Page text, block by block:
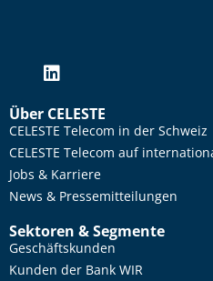
Über CELESTE
CELESTE Telecom in der Schweiz
CELESTE Telecom auf
Jobs & Karriere
News & Pressemitteilungen
Sektoren & Segmente
Geschäftskunden
Kunden der Bank WIR